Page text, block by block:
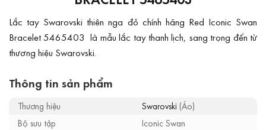
Lắc tay Swarovski thiên nga đỏ chính hãng Red Iconic Swan
Bracelet 5465403 là mẫu lắc tay thanh lịch, sang trọng đến từ
thương hiệu Swarovski.
Thông tin sản phẩm
Thương hiệu Swarovski (Áo)
Bộ sưu tập
Iconic Swan